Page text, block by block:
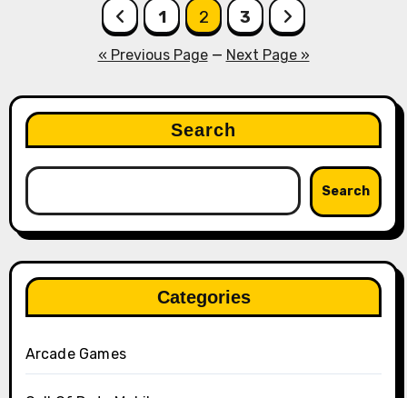
pagination
1 2 3
« Previous Page— Next Page »
Search
Search
Categories
Arcade Games